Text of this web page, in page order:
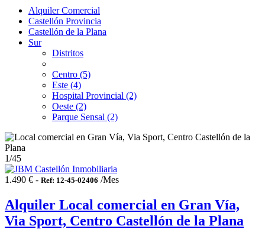
Alquiler Comercial
Castellón Provincia
Castellón de la Plana
Sur
Distritos
Centro (5)
Este (4)
Hospital Provincial (2)
Oeste (2)
Parque Sensal (2)
1/45
1.490 € - Ref: 12-45-02406 /Mes
Alquiler Local comercial en Gran Vía,
Via Sport, Centro Castellón de la Plana